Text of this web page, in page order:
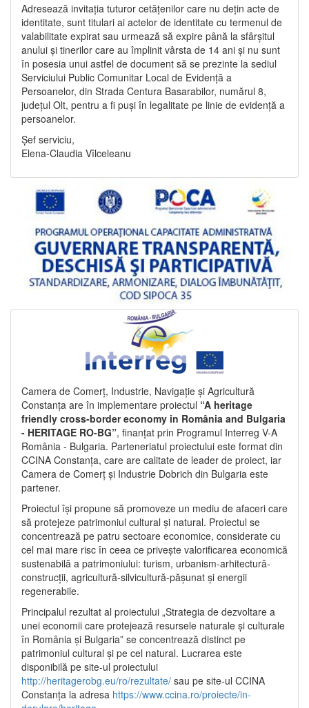
Adresează invitația tuturor cetățenilor care nu dețin acte de
identitate, sunt titulari ai actelor de identitate cu termenul de
valabilitate expirat sau urmează să expire până la sfârșitul
anului și tinerilor care au împlinit vârsta de 14 ani și nu sunt
în posesia unui astfel de document să se prezinte la sediul
Serviciului Public Comunitar Local de Evidență a
Persoanelor, din Strada Centura Basarabilor, numărul 8,
județul Olt, pentru a fi puși în legalitate pe linie de evidență a
persoanelor.
Șef serviciu,
Elena-Claudia Vîlceleanu
Camera de Comerț, Industrie, Navigație și Agricultură
Constanța are în implementare proiectul “A heritage
friendly cross-border economy in România and Bulgaria
- HERITAGE RO-BG”, finanțat prin Programul Interreg V-A
România - Bulgaria. Parteneriatul proiectului este format din
CCINA Constanța, care are calitate de leader de proiect, iar
Camera de Comerț și Industrie Dobrich din Bulgaria este
partener.
Proiectul își propune să promoveze un mediu de afaceri care
să protejeze patrimoniul cultural și natural. Proiectul se
concentrează pe patru sectoare economice, considerate cu
cel mai mare risc în ceea ce privește valorificarea economică
sustenabilă a patrimoniului: turism, urbanism-arhitectură-
construcții, agricultură-silvicultură-pășunat și energii
regenerabile.
Principalul rezultat al proiectului „Strategia de dezvoltare a
unei economii care protejează resursele naturale și culturale
în România și Bulgaria” se concentrează distinct pe
patrimoniul cultural și pe cel natural. Lucrarea este
disponibilă pe site-ul proiectului
http://heritagerobg.eu/ro/rezultate/ sau pe site-ul CCINA
Constanța la adresa https://www.ccina.ro/proiecte/in-